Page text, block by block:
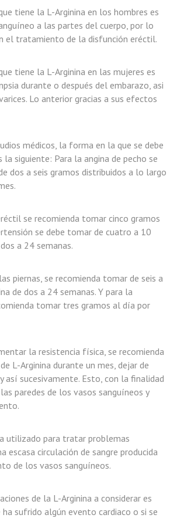
tiene la L-Arginina en los hombres es
a las partes del cuerpo, por lo
el tratamiento de la disfunción eréctil.
tiene la L-Arginina en las mujeres es
durante o después del embarazo, asi
Lo anterior gracias a sus efectos
médicos, la forma en la que se debe
la siguiente: Para la angina de pecho se
dos a seis gramos distribuidos a lo largo
se recomienda tomar cinco gramos
se debe tomar de cuatro a 10
a 24 semanas.
piernas, se recomienda tomar de seis a
de dos a 24 semanas. Y para la
tomar tres gramos al día por
la resistencia física, se recomienda
L-Arginina durante un mes, dejar de
así sucesivamente. Esto, con la finalidad
paredes de los vasos sanguíneos y
utilizado para tratar problemas
escasa circulación de sangre producida
de los vasos sanguíneos.
de la L-Arginina a considerar es
sufrido algún evento cardiaco o si se